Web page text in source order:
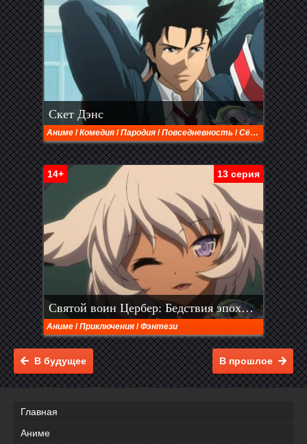
Скет Дэнс
Аниме /Комедия /Пародия /Повседневность /Сёнэн /Школа
13 серия
14+
Святой воин Цербер: Бедствия эпохи дракона
Аниме /Приключения /Фэнтези
В будущее В прошлое
Главная
Аниме